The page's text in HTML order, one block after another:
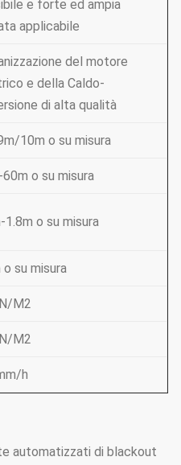
e forte ed ampia
applicabile
del motore
e della Caldo-
di alta qualità
10m o su misura
o su misura
1.8m o su misura
o su misura
M2
M2
h
automatizzati di blackout